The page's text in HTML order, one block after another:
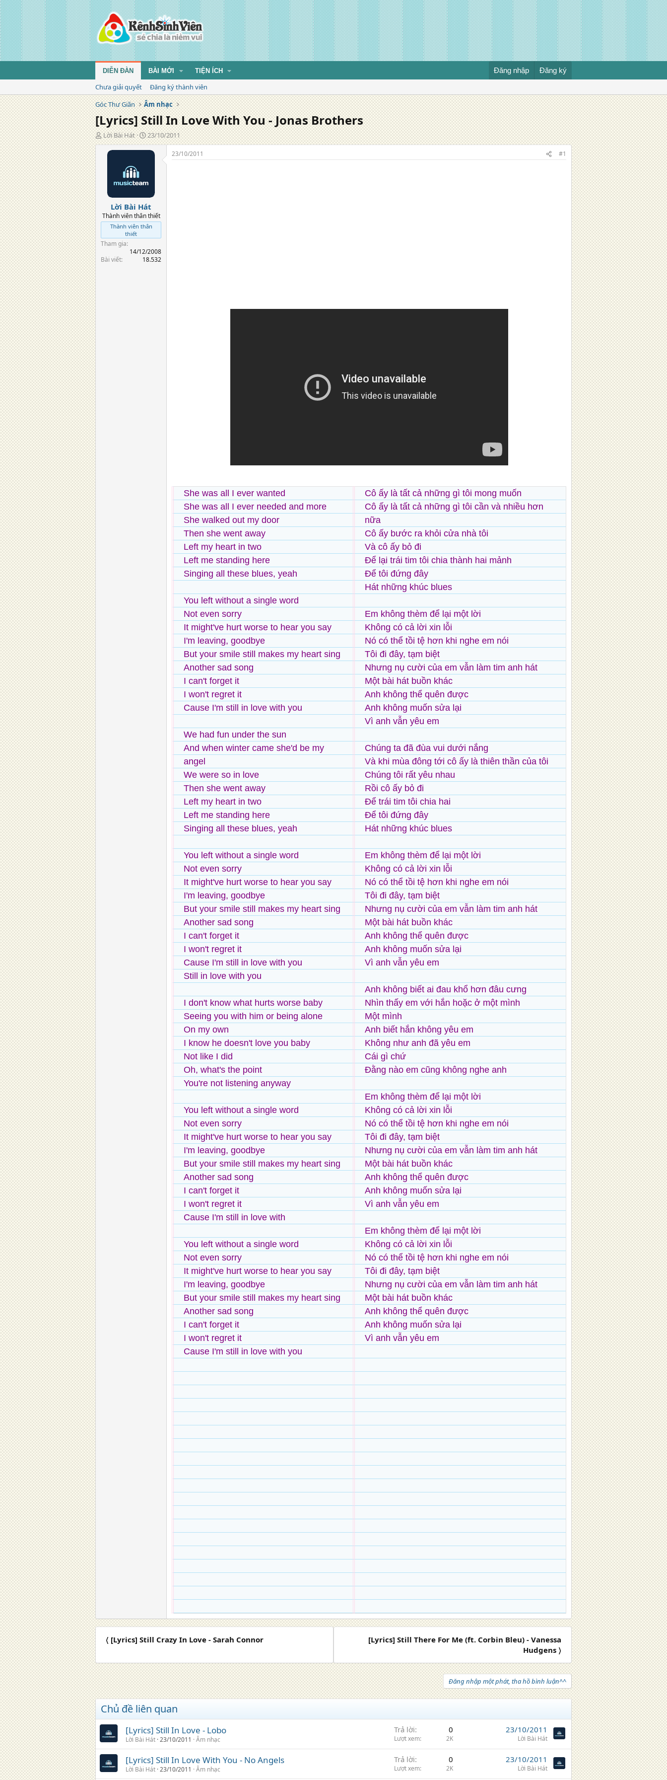
DIỄN ĐÀN BÀI MỚI TIỆN ÍCH Đăng nhập Đăng ký
Chưa giải quyết
Đăng ký thành viên
Góc Thư Giãn
Âm nhạc
[Lyrics] Still In Love With You - Jonas Brothers
T
á
Lời Bài Hát
N
g
à
n
g
23/10/2011
Lời Bài Hát
Thành viên thân thiết
Thành viên thân
thiết
Tham gia
14/12/2008
Bài viết
18.532
23/10/2011 #1
She was all I ever wanted
She was all I ever needed and more
She walked out my door
Then she went away
Left my heart in two
Left me standing here
Singing all these blues, yeah
You left without a single word
Not even sorry
It might've hurt worse to hear you say
I'm leaving, goodbye
But your smile still makes my heart sing
Another sad song
I can't forget it
I won't regret it
Cause I'm still in love with you
We had fun under the sun
And when winter came she'd be my
angel
We were so in love
Then she went away
Left my heart in two
Left me standing here
Singing all these blues, yeah
You left without a single word
Not even sorry
It might've hurt worse to hear you say
I'm leaving, goodbye
But your smile still makes my heart sing
Another sad song
I can't forget it
I won't regret it
Cause I'm still in love with you
Still in love with you
I don't know what hurts worse baby
Seeing you with him or being alone
On my own
I know he doesn't love you baby
Not like I did
Oh, what's the point
You're not listening anyway
You left without a single word
Not even sorry
It might've hurt worse to hear you say
I'm leaving, goodbye
But your smile still makes my heart sing
Another sad song
I can't forget it
I won't regret it
Cause I'm still in love with
You left without a single word
Not even sorry
It might've hurt worse to hear you say
I'm leaving, goodbye
But your smile still makes my heart sing
Another sad song
I can't forget it
I won't regret it
Cause I'm still in love with you
Cô ấy là tất cả những gì tôi mong muốn
Cô ấy là tất cả những gì tôi cần và nhiều hơn
nữa
Cô ấy bước ra khỏi cửa nhà tôi
Và cô ấy bỏ đi
Để lại trái tim tôi chia thành hai mảnh
Để tôi đứng đây
Hát những khúc blues
Em không thèm để lại một lời
Không có cả lời xin lỗi
Nó có thể tồi tệ hơn khi nghe em nói
Tôi đi đây, tạm biệt
Nhưng nụ cười của em vẫn làm tim anh hát
Một bài hát buồn khác
Anh không thể quên được
Anh không muốn sửa lại
Vì anh vẫn yêu em
Chúng ta đã đùa vui dưới nắng
Và khi mùa đông tới cô ấy là thiên thần của tôi
Chúng tôi rất yêu nhau
Rồi cô ấy bỏ đi
Để trái tim tôi chia hai
Để tôi đứng đây
Hát những khúc blues
Em không thèm để lại một lời
Không có cả lời xin lỗi
Nó có thể tồi tệ hơn khi nghe em nói
Tôi đi đây, tạm biệt
Nhưng nụ cười của em vẫn làm tim anh hát
Một bài hát buồn khác
Anh không thể quên được
Anh không muốn sửa lại
Vì anh vẫn yêu em
Anh không biết ai đau khổ hơn đâu cưng
Nhìn thấy em với hắn hoặc ở một mình
Một mình
Anh biết hắn không yêu em
Không như anh đã yêu em
Cái gì chứ
Đằng nào em cũng không nghe anh
Em không thèm để lại một lời
Không có cả lời xin lỗi
Nó có thể tồi tệ hơn khi nghe em nói
Tôi đi đây, tạm biệt
Nhưng nụ cười của em vẫn làm tim anh hát
Một bài hát buồn khác
Anh không thể quên được
Anh không muốn sửa lại
Vì anh vẫn yêu em
Em không thèm để lại một lời
Không có cả lời xin lỗi
Nó có thể tồi tệ hơn khi nghe em nói
Tôi đi đây, tạm biệt
Nhưng nụ cười của em vẫn làm tim anh hát
Một bài hát buồn khác
Anh không thể quên được
Anh không muốn sửa lại
Vì anh vẫn yêu em
〈 [Lyrics] Still Crazy In Love - Sarah Connor
[Lyrics] Still There For Me (ft. Corbin Bleu) - Vanessa
Hudgens 〉
Đăng nhập một phát, tha hồ bình luận^^
Chủ đề liên quan
[Lyrics] Still In Love - Lobo
Lời Bài Hát 23/10/2011 Âm nhạc
Trả lời 0
Lượt xem 2K
23/10/2011
Lời Bài Hát
[Lyrics] Still In Love With You - No Angels
Lời Bài Hát 23/10/2011 Âm nhạc
Trả lời 0
Lượt xem 2K
23/10/2011
Lời Bài Hát